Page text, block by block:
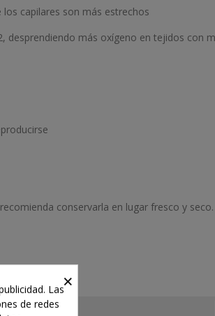
capilares son más estrechos
desprendiendo más oxígeno en tejidos con
conservarla en lugar fresco y seco.
×
Las
de redes